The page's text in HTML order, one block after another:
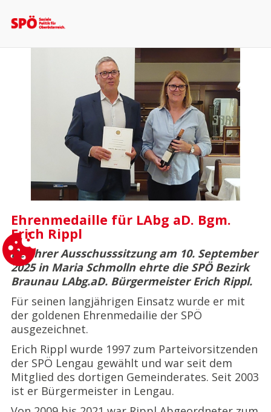
Ehrenmedaille für LAbg aD. Bgm.
Erich Rippl
Bei ihrer Ausschusssitzung am 10. September
2025 in Maria Schmolln ehrte die SPÖ Bezirk
Braunau LAbg.aD. Bürgermeister Erich Rippl.
Für seinen langjährigen Einsatz wurde er mit
der goldenen Ehrenmedailie der SPÖ
ausgezeichnet.
Erich Rippl wurde 1997 zum Parteivorsitzenden
der SPÖ Lengau gewählt und war seit dem
Mitglied des dortigen Gemeinderates. Seit 2003
ist er Bürgermeister in Lengau.